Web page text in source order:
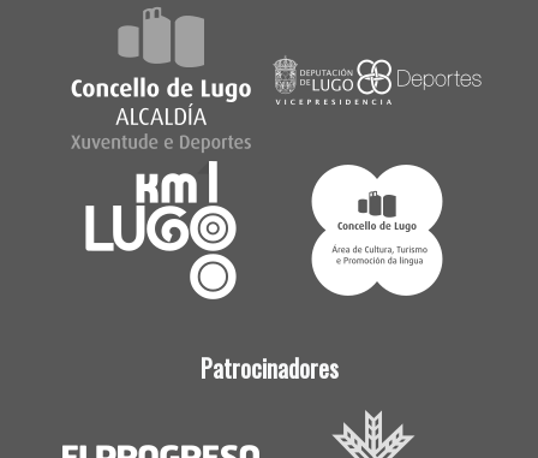
Patrocinadores